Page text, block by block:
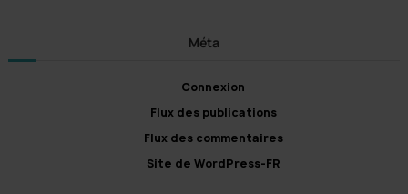
Méta
Connexion
Flux des publications
Flux des commentaires
Site de WordPress-FR